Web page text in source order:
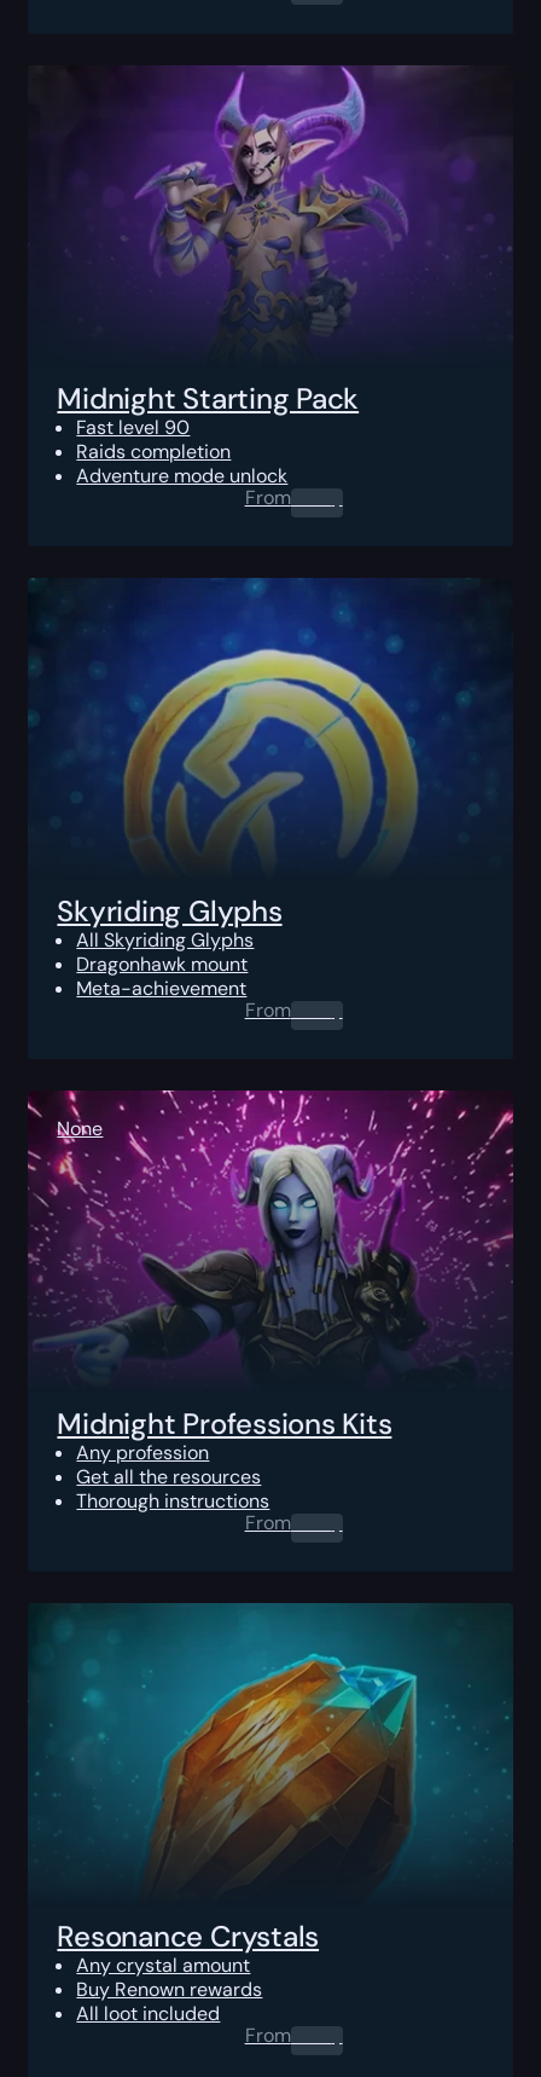
Midnight Starting Pack
Fast level 90
Raids completion
Adventure mode unlock
From0.00 $
Skyriding Glyphs
All Skyriding Glyphs
Dragonhawk mount
Meta-achievement
From0.00 $
None
Midnight Professions Kits
Any profession
Get all the resources
Thorough instructions
From0.00 $
Resonance Crystals
Any crystal amount
Buy Renown rewards
All loot included
From0.00 $